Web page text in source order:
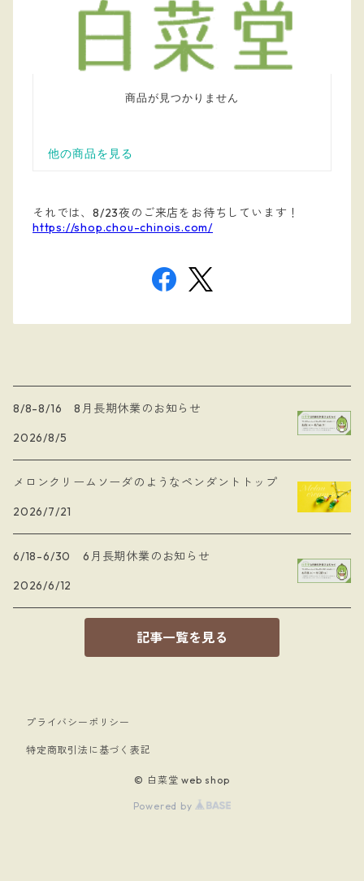
それでは、8/23夜のご来店をお待ちしています！
https://shop.chou-chinois.com/
8/8-8/16 8月長期休業のお知らせ
2026/8/5
メロンクリームソーダのようなペンダントトップ
2026/7/21
6/18-6/30 6月長期休業のお知らせ
2026/6/12
記事一覧を見る
プライバシーポリシー
特定商取引法に基づく表記
© 白菜堂 web shop
Powered by